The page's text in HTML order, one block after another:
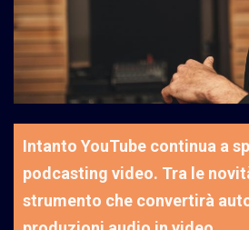
Intanto YouTube continua a
podcasting video. Tra le
strumento che convertirà